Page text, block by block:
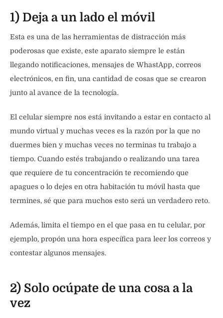
1) Deja a un lado el móvil
Esta es una de las herramientas de distracción más
poderosas que existe, este aparato siempre le están
llegando notificaciones, mensajes de WhastApp, correos
electrónicos, en fin, una cantidad de cosas que se crearon
junto al avance de la tecnología.
El celular siempre nos está invitando a estar en contacto al
mundo virtual y muchas veces es la razón por la que no
duermes bien y muchas veces no terminas tu trabajo a
tiempo. Cuando estés trabajando o realizando una tarea
que requiere de tu concentración te recomiendo que
apagues o lo dejes en otra habitación tu móvil hasta que
termines, sé que para muchos esto será un verdadero reto.
Además, limita el tiempo en el que pasa en tu celular, por
ejemplo, propón una hora específica para leer los correos y
contestar algunos mensajes.
2) Solo ocúpate de una cosa a la
vez